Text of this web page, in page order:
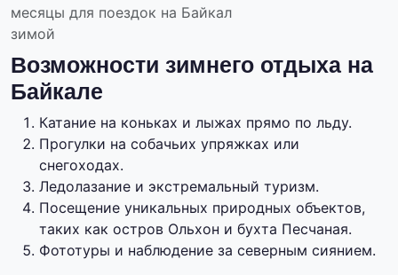
месяцы для поездок на Байкал
зимой
Возможности зимнего отдыха на
Байкале
Катание на коньках и лыжах прямо по льду.
Прогулки на собачьих упряжках или
снегоходах.
Ледолазание и экстремальный туризм.
Посещение уникальных природных объектов,
таких как остров Ольхон и бухта Песчаная.
Фототуры и наблюдение за северным сиянием.